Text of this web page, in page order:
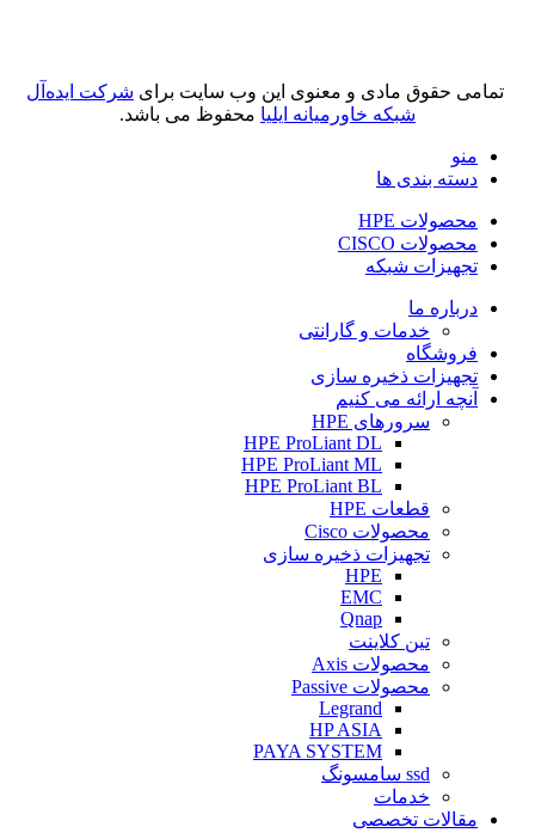
تمامی حقوق مادی و معنوی این وب سایت برای شرکت ایده‌آل
شبکه خاورمیانه ایلیا محفوظ می باشد.
منو
دسته بندی ها
محصولات HPE
محصولات CISCO
تجهیزات شبکه
درباره ما
خدمات و گارانتی
فروشگاه
تجهیزات ذخیره سازی
آنچه ارائه می کنیم
سرورهای HPE
HPE ProLiant DL
HPE ProLiant ML
HPE ProLiant BL
قطعات HPE
محصولات Cisco
تجهیزات ذخیره سازی
HPE
EMC
Qnap
تین کلاینت
محصولات Axis
محصولات Passive
Legrand
HP ASIA
PAYA SYSTEM
ssd سامسونگ
خدمات
مقالات تخصصی